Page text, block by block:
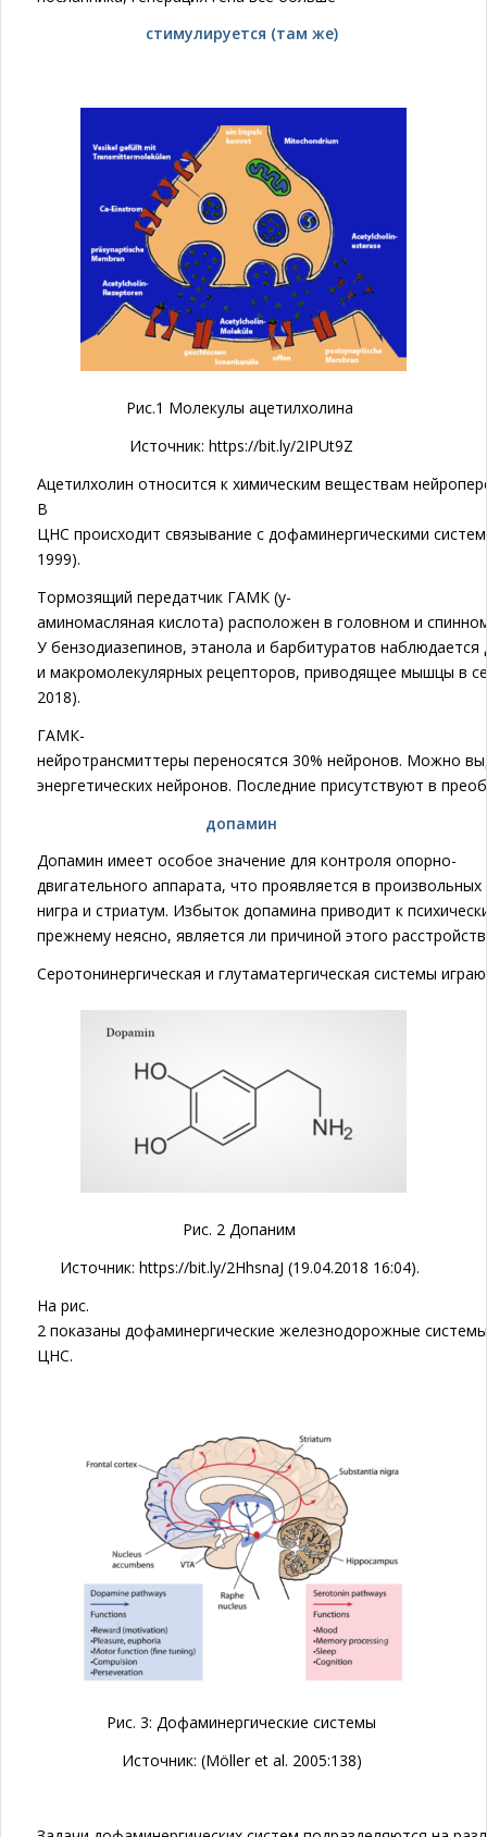
стимулируется (там же)
Рис.1 Молекулы ацетилхолина
Источник: https://bit.ly/2IPUt9Z
Ацетилхолин относится к химическим веществам
В
ЦНС происходит связывание с дофаминергическими
1999).
Тормозящий передатчик ГАМК (y-
аминомасляная кислота) расположен в головном и
У бензодиазепинов, этанола и барбитуратов
и макромолекулярных рецепторов, приводящее мышцы в
2018).
ГАМК-
нейротрансмиттеры переносятся 30% нейронов. Можно
энергетических нейронов. Последние присутствуют в
допамин
Допамин имеет особое значение для контроля опорно-
двигательного аппарата, что проявляется в
нигра и стриатум. Избыток допамина приводит к
прежнему неясно, является ли причиной этого
Серотонинергическая и глутаматергическая системы
Рис. 2 Допаним
Источник: https://bit.ly/2HhsnaJ (19.04.2018 16:04).
На рис.
2 показаны дофаминергические железнодорожные
ЦНС.
Рис. 3: Дофаминергические системы
Источник: (Möller et al. 2005:138)